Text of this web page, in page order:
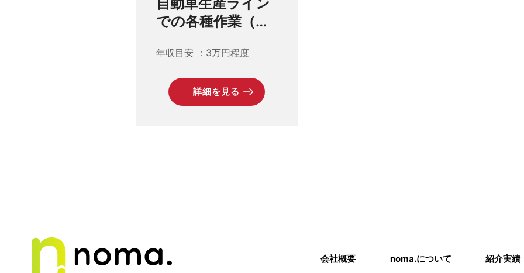
での各種作業（ス
組付・検査及び付
帯する業務）
年収目安 3万円程度
詳細を見る
会社概要 noma.について 紹介実績